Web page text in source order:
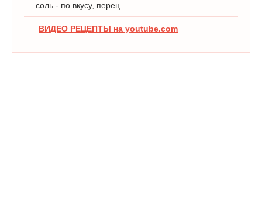
соль - по вкусу, перец.
ВИДЕО РЕЦЕПТЫ на youtube.com